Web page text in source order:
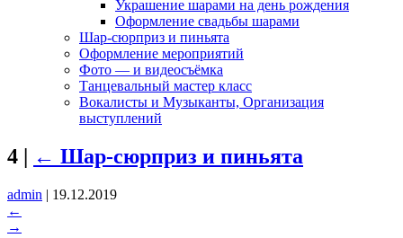
Украшение шарами на день рождения
Оформление свадьбы шарами
Шар-сюрприз и пиньята
Оформление мероприятий
Фото — и видеосъёмка
Танцевальный мастер класс
Вокалисты и Музыканты, Организация
выступлений
4 | ← Шар-сюрприз и пиньята
admin | 19.12.2019
←
→